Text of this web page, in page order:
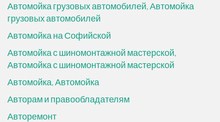
Автомойка грузовых автомобилей, Автомойка
грузовых автомобилей
Автомойка на Софийской
Автомойка с шиномонтажной мастерской,
Автомойка с шиномонтажной мастерской
Автомойка, Автомойка
Авторам и правообладателям
Авторемонт